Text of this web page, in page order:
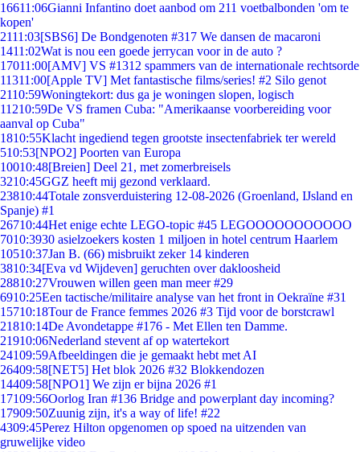
16611:06Gianni Infantino doet aanbod om 211 voetbalbonden 'om te
kopen'
2111:03[SBS6] De Bondgenoten #317 We dansen de macaroni
1411:02Wat is nou een goede jerrycan voor in de auto ?
17011:00[AMV] VS #1312 spammers van de internationale rechtsorde
11311:00[Apple TV] Met fantastische films/series! #2 Silo genot
2110:59Woningtekort: dus ga je woningen slopen, logisch
11210:59De VS framen Cuba: "Amerikaanse voorbereiding voor
aanval op Cuba"
1810:55Klacht ingediend tegen grootste insectenfabriek ter wereld
510:53[NPO2] Poorten van Europa
10010:48[Breien] Deel 21, met zomerbreisels
3210:45GGZ heeft mij gezond verklaard.
23810:44Totale zonsverduistering 12-08-2026 (Groenland, IJsland en
Spanje) #1
26710:44Het enige echte LEGO-topic #45 LEGOOOOOOOOOOO
7010:3930 asielzoekers kosten 1 miljoen in hotel centrum Haarlem
10510:37Jan B. (66) misbruikt zeker 14 kinderen
3810:34[Eva vd Wijdeven] geruchten over dakloosheid
28810:27Vrouwen willen geen man meer #29
6910:25Een tactische/militaire analyse van het front in Oekraïne #31
15710:18Tour de France femmes 2026 #3 Tijd voor de borstcrawl
21810:14De Avondetappe #176 - Met Ellen ten Damme.
21910:06Nederland stevent af op watertekort
24109:59Afbeeldingen die je gemaakt hebt met AI
26409:58[NET5] Het blok 2026 #32 Blokkendozen
14409:58[NPO1] We zijn er bijna 2026 #1
17109:56Oorlog Iran #136 Bridge and powerplant day incoming?
17909:50Zuunig zijn, it's a way of life! #22
4309:45Perez Hilton opgenomen op spoed na uitzenden van
gruwelijke video